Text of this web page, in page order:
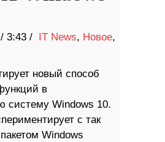
/ 3:43 / IT News, Новое,
новый способ
в
систему Windows 10.
с так
Windows